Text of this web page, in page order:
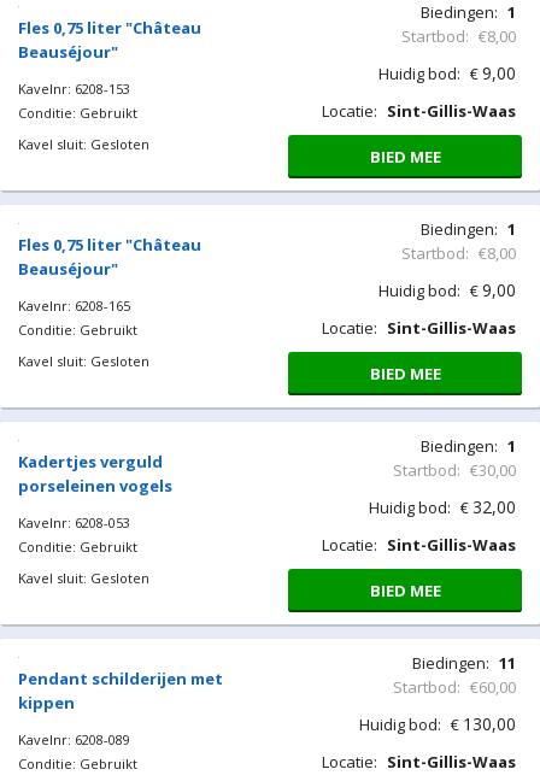
Fles 0,75 liter "Château
Beauséjour"
Kavelnr: 6208-153
Conditie: Gebruikt
Kavel sluit: Gesloten
Biedingen: 1
Startbod: €8,00
Huidig bod: €9,00
Locatie: Sint-Gillis-Waas
BIED MEE
Fles 0,75 liter "Château
Beauséjour"
Kavelnr: 6208-165
Conditie: Gebruikt
Kavel sluit: Gesloten
Biedingen: 1
Startbod: €8,00
Huidig bod: €9,00
Locatie: Sint-Gillis-Waas
BIED MEE
Kadertjes verguld
porseleinen vogels
Kavelnr: 6208-053
Conditie: Gebruikt
Kavel sluit: Gesloten
Biedingen: 1
Startbod: €30,00
Huidig bod: €32,00
Locatie: Sint-Gillis-Waas
BIED MEE
Pendant schilderijen met
kippen
Kavelnr: 6208-089
Conditie: Gebruikt
Biedingen: 11
Startbod: €60,00
Huidig bod: € 130,00
Locatie: Sint-Gillis-Waas